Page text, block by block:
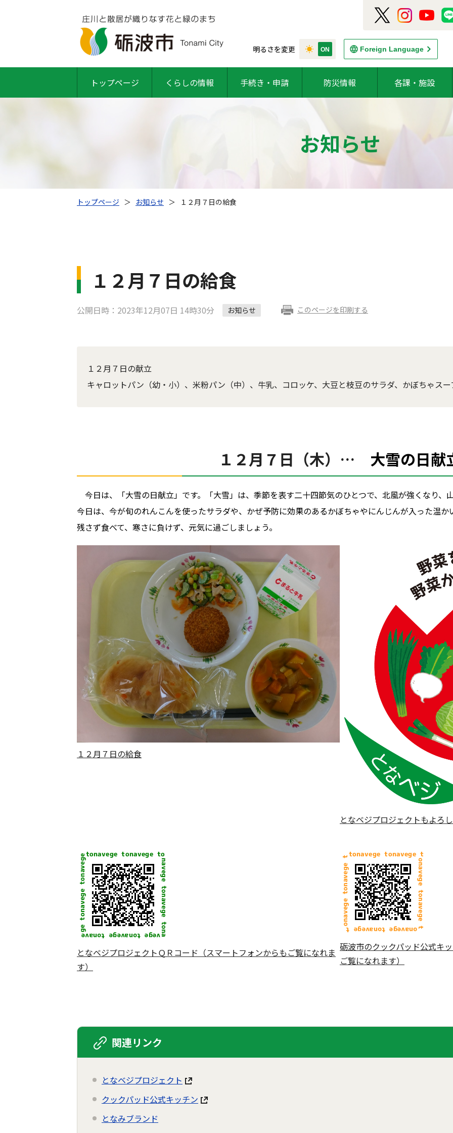
明るさを変更 Foreign Language
トップページ くらしの情報 手続き・申請 防災情報 各課・施設
お知らせ
トップページ ＞ お知らせ ＞ １２月７日の給食
１２月７日の給食
公開日時：2023年12月07日 14時30分 お知らせ このページを印刷する
１２月７日の献立
キャロットパン（幼・小）、米粉パン（中）、牛乳、コロッケ、大豆と枝豆のサラダ、かぼちゃスー
１２月７日（木）… 大雪の日献
今日は、「大雪の日献立」です。「大雪」は、季節を表す二十四節気のひとつで、北風が強くなり、
今日は、今が旬のれんこんを使ったサラダや、かぜ予防に効果のあるかぼちゃやにんじんが入った温
残さず食べて、寒さに負けず、元気に過ごしましょう。
１２月７日の給食
となベジプロジェクトもよろ
となベジプロジェクトＱＲコード（スマートフォンからもご覧になれま
す）
砺波市のクックパッド公式キ
ご覧になれます）
関連リンク
となベジプロジェクト
クックパッド公式キッチン
となみブランド